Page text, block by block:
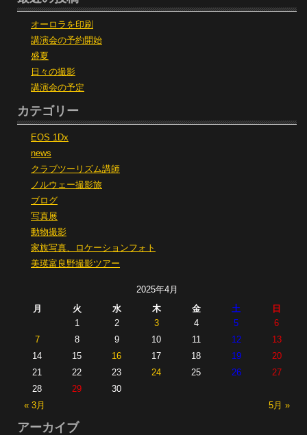
オーロラを印刷
講演会の予約開始
盛夏
日々の撮影
講演会の予定
カテゴリー
EOS 1Dx
news
クラブツーリズム講師
ノルウェー撮影旅
ブログ
写真展
動物撮影
家族写真、ロケーションフォト
美瑛富良野撮影ツアー
2025年4月
月
火 水 木 金 土 日
« 3月 5月 »
1 2 3 4 5
6
7
8 9 10 11 12
13
14
15 16 17 18 19
20
21
22 23 24 25 26
27
28
29 30
アーカイブ